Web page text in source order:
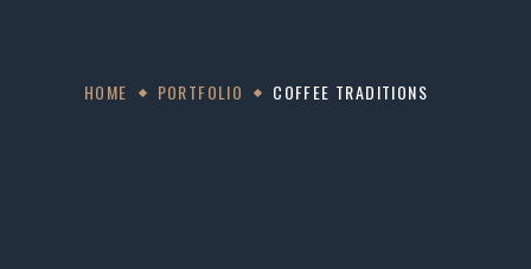
HOME PORTFOLIO COFFEE TRADITIONS